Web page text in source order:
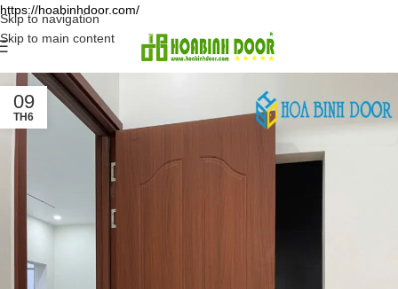
https://hoabinhdoor.com/
Skip to navigation
Skip to main content
09
TH6